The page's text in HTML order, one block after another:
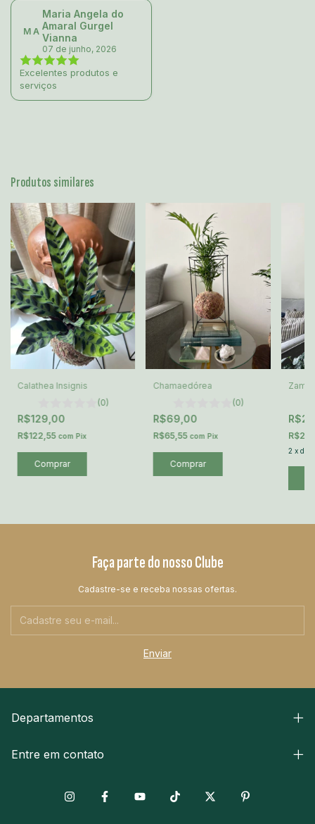
M A
Maria Angela do
Amaral Gurgel
Vianna
07 de junho, 2026
Excelentes produtos e
serviços
Produtos similares
Calathea Insignis
(0)
R$129,00
R$122,55 com Pix
Chamaedórea
(0)
R$69,00
R$65,55 com Pix
2 x de
Faça parte do nosso Clube
Cadastre-se e receba nossas ofertas.
Departamentos
Entre em contato